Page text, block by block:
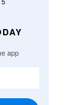
app